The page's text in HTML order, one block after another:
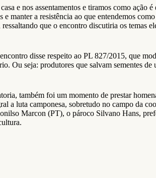
e nos assentamentos e tiramos como
manter a resistência ao que entendemos
que o encontro discutiria os temas
disse respeito ao PL 827/2015, que
Ou seja: produtores que salvam sementes
também foi um momento de prestar
a luta camponesa, sobretudo no campo da
Marcon (PT), o pároco Silvano Hans,